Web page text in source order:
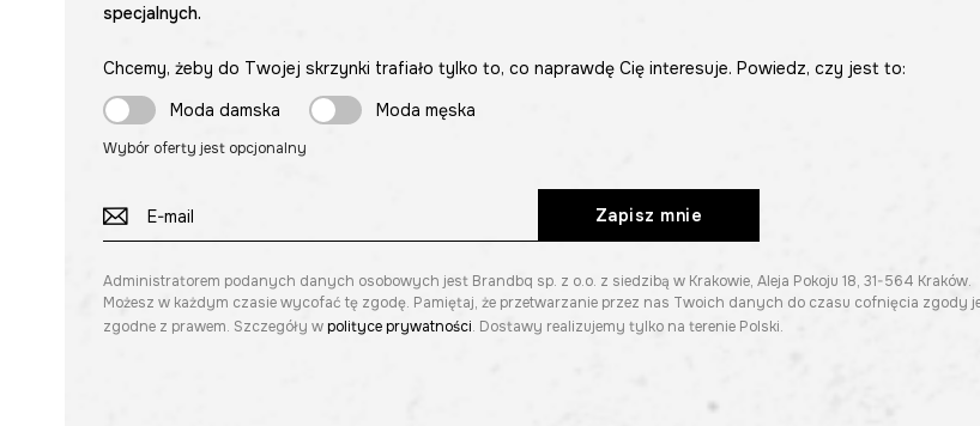
specjalnych.
Chcemy, żeby do Twojej skrzynki trafiało tylko to, co naprawdę Cię interesuje. Powiedz, czy jest to:
Moda damska
Moda męska
Wybór oferty jest opcjonalny
Zapisz mnie
Administratorem podanych danych osobowych jest Brandbq sp. z o.o. z siedzibą w Krakowie, Aleja Pokoju 18, 31-564 Kraków.
Możesz w każdym czasie wycofać tę zgodę. Pamiętaj, że przetwarzanie przez nas Twoich danych do czasu cofnięcia zgody
zgodne z prawem. Szczegóły w polityce prywatności. Dostawy realizujemy tylko na terenie Polski.